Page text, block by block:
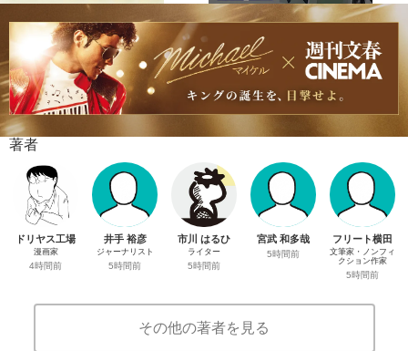
著者
ドリヤス工場
漫画家
4時間前
井手 裕彦
ジャーナリスト
5時間前
市川 はるひ
ライター
5時間前
宮武 和多哉
5時間前
フリート横田
文筆家・ノンフィ
クション作家
5時間前
その他の著者を見る